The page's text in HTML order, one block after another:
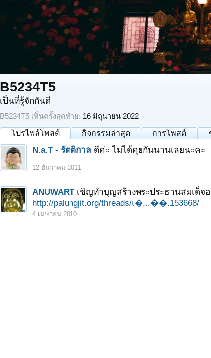
B5234T5
เป็นที่รู้จักกันดี
B5234T5 เห็นครั้งสุดท้าย: 16 มิถุนายน 2022
โปรไฟล์โพสต์ กิจกรรมล่าสุด การโพสต์
N.a.T - รัตติกาล ดีค่ะ ไม่ได้คุยกันนานเลยนะคะ
12 ธันวาคม 2011
ANUWART เชิญทำบุญสร้างพระประธานสมเด็จ
http://palungjit.org/threads/เ�...��.153668/
4 เมษายน 2010